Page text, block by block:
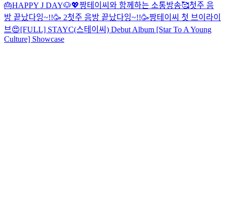
🎂HAPPY J DAY🐶💖짱테이씨와 함께하는 소통방송🥰첫주 음
방 끝났다잉~!!🥳 2첫주 음방 끝났다잉~!!🥳짱테이씨 첫 브이라이
브😍[FULL] STAYC(스테이씨) Debut Album [Star To A Young
Culture] Showcase